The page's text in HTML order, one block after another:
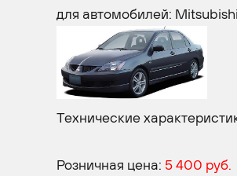
для автомобилей:
Технические
Розничная цена: 5 400 руб.